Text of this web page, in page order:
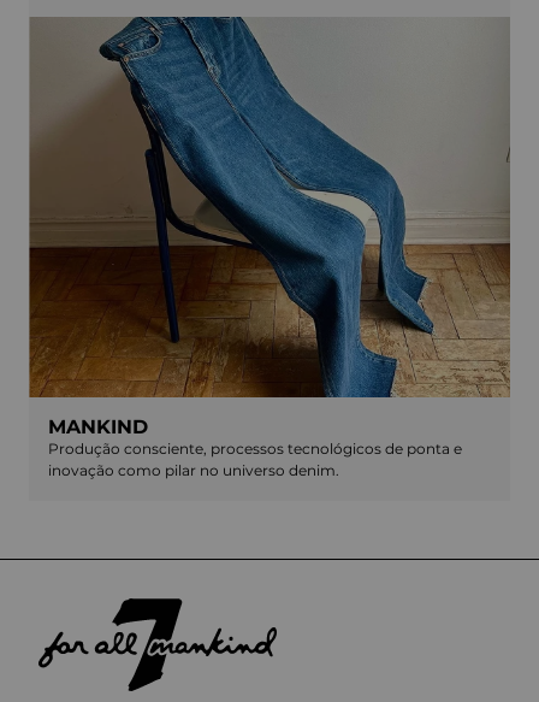
MANKIND
Produção consciente, processos tecnológicos de ponta e
inovação como pilar no universo denim.